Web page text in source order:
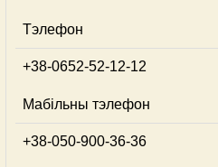
Тэлефон
+38-0652-52-12-12
Мабільны тэлефон
+38-050-900-36-36